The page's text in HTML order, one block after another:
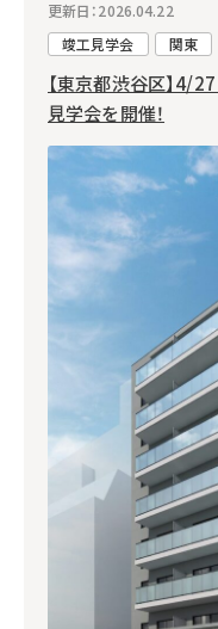
更新日：2026.04.22
竣工見学会
関東
【東京都渋谷区】4/27
見学会を開催！